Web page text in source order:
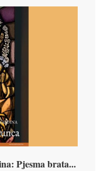
Pjesma brata...